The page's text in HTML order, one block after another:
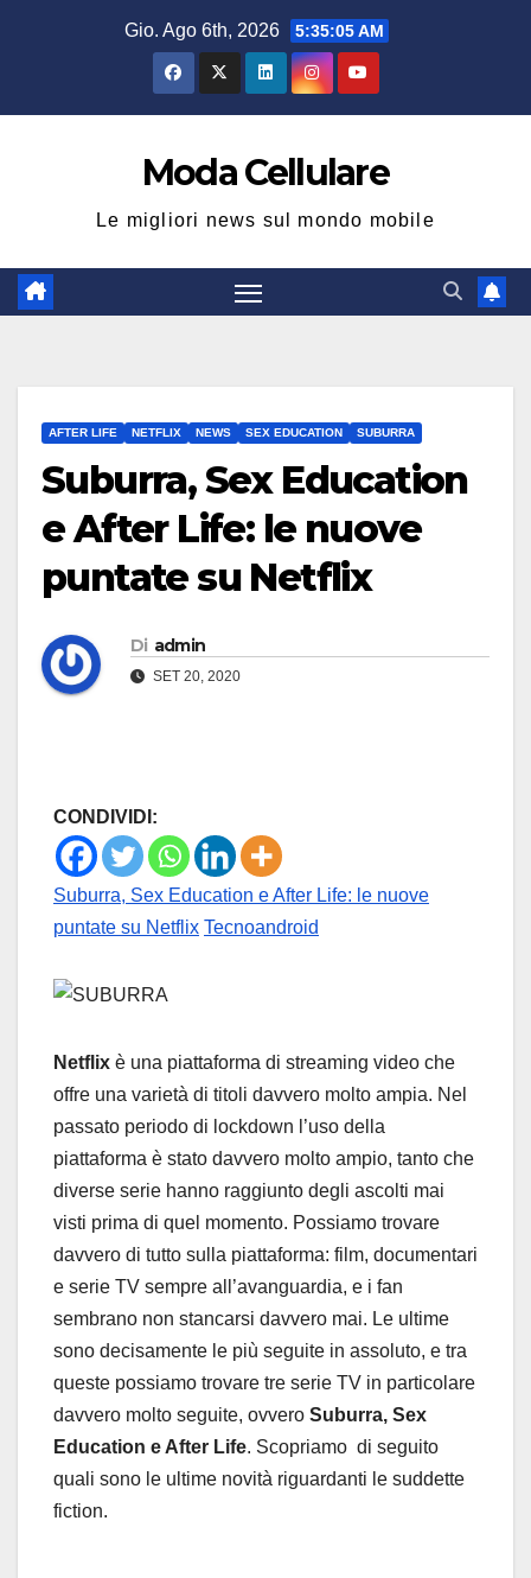
Gio. Ago 6th, 2026 5:35:06 AM
Moda Cellulare
Le migliori news sul mondo mobile
AFTER LIFE NETFLIX NEWS SEX EDUCATION SUBURRA
Suburra, Sex Education
e After Life: le nuove
puntate su Netflix
Di admin
SET 20, 2020
CONDIVIDI:
Suburra, Sex Education e After Life: le nuove
puntate su Netflix Tecnoandroid
Netflix è una piattaforma di streaming video che
offre una varietà di titoli davvero molto ampia. Nel
passato periodo di lockdown l’uso della
piattaforma è stato davvero molto ampio, tanto che
diverse serie hanno raggiunto degli ascolti mai
visti prima di quel momento. Possiamo trovare
davvero di tutto sulla piattaforma: film, documentari
e serie TV sempre all’avanguardia, e i fan
sembrano non stancarsi davvero mai. Le ultime
sono decisamente le più seguite in assoluto, e tra
queste possiamo trovare tre serie TV in particolare
davvero molto seguite, ovvero Suburra, Sex
Education e After Life. Scopriamo di seguito
quali sono le ultime novità riguardanti le suddette
fiction.